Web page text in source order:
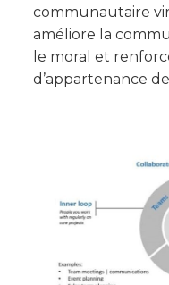
communautaire
améliore la
le moral et
d’appartenance